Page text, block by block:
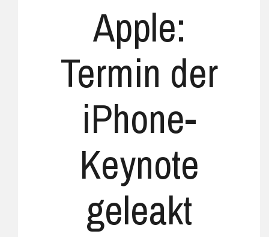
Apple:
Termin der
iPhone-
Keynote
geleakt